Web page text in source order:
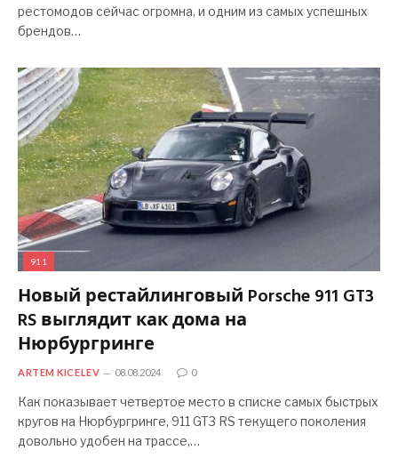
рестомодов сейчас огромна, и одним из самых успешных
брендов…
911
Новый рестайлинговый Porsche 911 GT3
RS выглядит как дома на
Нюрбургринге
ARTEM KICELEV 08.08.2024 0
Как показывает четвертое место в списке самых быстрых
кругов на Нюрбургринге, 911 GT3 RS текущего поколения
довольно удобен на трассе,…